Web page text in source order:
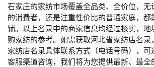
石家庄的家纺市场覆盖全品类、全价位，
的消费者，还是注重性价比的普通家庭，
铺。以上名录中的商家信息均经过核实，
购家纺的参考。如需获取河北省家纺店名
家纺店名录具体联系方式（电话号码），可
客服渠道咨询，我们将为您提供最新、最全